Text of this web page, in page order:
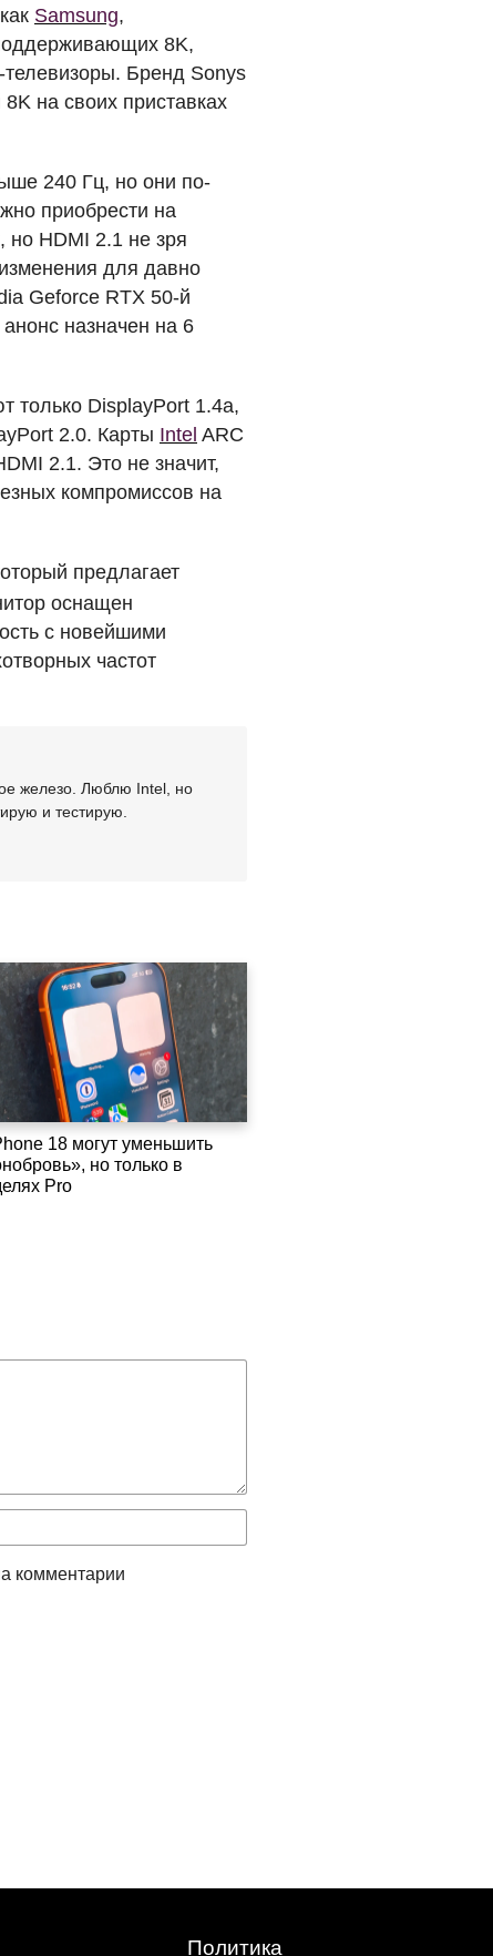
Samsung,
8K,
Бренд Sonys
на своих приставках
240 Гц, но они по-
приобрести на
но HDMI 2.1 не зря
для давно
Geforce RTX 50-й
анонс назначен на 6
только DisplayPort 1.4a,
2.0. Карты Intel ARC
2.1. Это не значит,
компромиссов на
предлагает
оснащен
с новейшими
частот
железо. Люблю Intel, но
и тестирую.
18 могут уменьшить
но только в
Pro
комментарии
Политика